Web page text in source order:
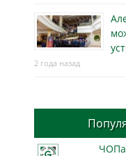
2 года назад